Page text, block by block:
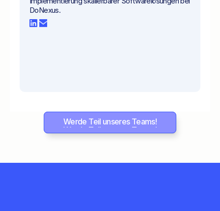
DoNexus.
Werde Teil unseres Teams!
Werde Teil unseres Teams!